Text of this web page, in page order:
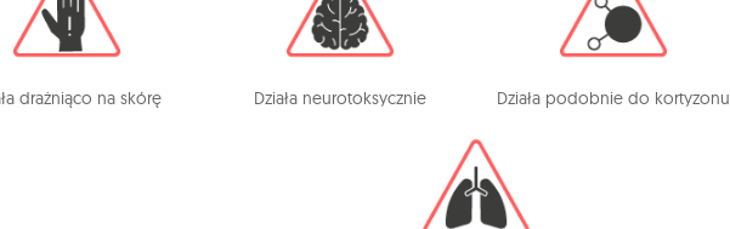
drażniąco na skórę Działa neurotoksycznie Działa podobnie do kortyzonu